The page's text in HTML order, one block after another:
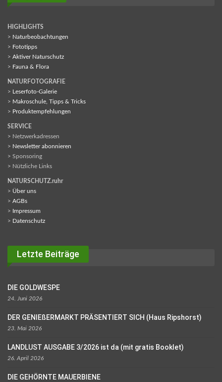
HIGHLIGHTS
> Naturbeobachtungen
> Fototipps
> Aktiver Naturschutz
> Fauna & Flora
NATURFOTOGRAFIE
> Leserfoto-Galerie
> Makroschule, Tipps & Tricks
> Produktempfehlungen
SERVICE
> Netzwerkadressen
> Newsletter abonnieren
> Sponsoring
> Nützliche Links
NATURSCHUTZ.ruhr
> Über uns
> AGBs
> Impressum
> Datenschutz
Letzte Beiträge
DIE GOLDWESPE
24. Juni 2026
DER GENIEßERMARKT PRÄSENTIERT SICH (Haus Ripshorst)
23. Mai 2026
LANDLUST AUSGABE 3/2026 ist da (mit gratis Booklet)
26. April 2026
DIE GEHÖRNTE MAUERBIENE